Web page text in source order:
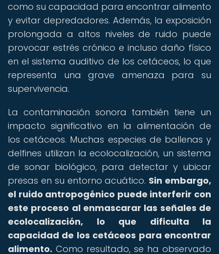
como su capacidad para encontrar alimento
y evitar depredadores. Además, la exposición
prolongada a altos niveles de ruido puede
provocar estrés crónico e incluso daño físico
en el sistema auditivo de los cetáceos, lo que
representa una grave amenaza para su
supervivencia.
La contaminación sonora también tiene un
impacto significativo en la alimentación de
los cetáceos. Muchas especies de ballenas y
delfines utilizan la ecolocalización, un sistema
de sonar biológico, para detectar y ubicar
presas en su entorno acuático. Sin embargo,
el ruido antropogénico puede interferir con
este proceso al enmascarar las señales de
ecolocalización, lo que dificulta la
capacidad de los cetáceos para encontrar
alimento. Como resultado, se ha observado